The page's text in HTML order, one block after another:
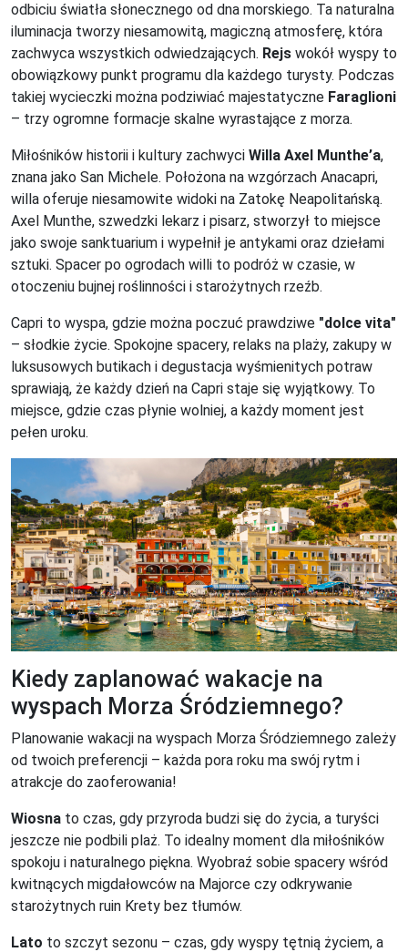
odbiciu światła słonecznego od dna morskiego. Ta naturalna
iluminacja tworzy niesamowitą, magiczną atmosferę, która
zachwyca wszystkich odwiedzających. Rejs wokół wyspy to
obowiązkowy punkt programu dla każdego turysty. Podczas
takiej wycieczki można podziwiać majestatyczne Faraglioni
– trzy ogromne formacje skalne wyrastające z morza.
Miłośników historii i kultury zachwyci Willa Axel Munthe’a,
znana jako San Michele. Położona na wzgórzach Anacapri,
willa oferuje niesamowite widoki na Zatokę Neapolitańską.
Axel Munthe, szwedzki lekarz i pisarz, stworzył to miejsce
jako swoje sanktuarium i wypełnił je antykami oraz dziełami
sztuki. Spacer po ogrodach willi to podróż w czasie, w
otoczeniu bujnej roślinności i starożytnych rzeźb.
Capri to wyspa, gdzie można poczuć prawdziwe "dolce vita"
– słodkie życie. Spokojne spacery, relaks na plaży, zakupy w
luksusowych butikach i degustacja wyśmienitych potraw
sprawiają, że każdy dzień na Capri staje się wyjątkowy. To
miejsce, gdzie czas płynie wolniej, a każdy moment jest
pełen uroku.
Kiedy zaplanować wakacje na
wyspach Morza Śródziemnego?
Planowanie wakacji na wyspach Morza Śródziemnego zależy
od twoich preferencji – każda pora roku ma swój rytm i
atrakcje do zaoferowania!
Wiosna to czas, gdy przyroda budzi się do życia, a turyści
jeszcze nie podbili plaż. To idealny moment dla miłośników
spokoju i naturalnego piękna. Wyobraź sobie spacery wśród
kwitnących migdałowców na Majorce czy odkrywanie
starożytnych ruin Krety bez tłumów.
Lato to szczyt sezonu – czas, gdy wyspy tętnią życiem, a